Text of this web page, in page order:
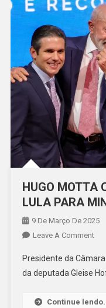
HUGO MOTTA
LULA PARA
9 De Março De 2025
Leave A CommentOn
DE
Presidente da
da deputada Gleise
Continue